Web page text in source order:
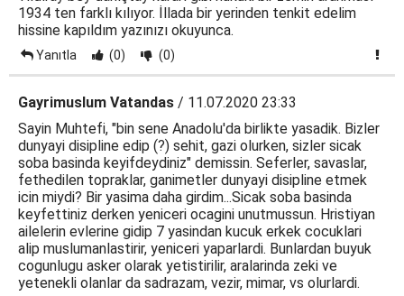
1934 ten farklı kılıyor. İllada bir yerinden tenkit edelim
hissine kapıldım yazınızı okuyunca.
Yanıtla (0) (0)
Gayrimuslum Vatandas / 11.07.2020 23:33
Sayin Muhtefi, "bin sene Anadolu'da birlikte yasadik. Bizler
dunyayi disipline edip (?) sehit, gazi olurken, sizler sicak
soba basinda keyifdeydiniz" demissin. Seferler, savaslar,
fethedilen topraklar, ganimetler dunyayi disipline etmek
icin miydi? Bir yasima daha girdim...Sicak soba basinda
keyfettiniz derken yeniceri ocagini unutmussun. Hristiyan
ailelerin evlerine gidip 7 yasindan kucuk erkek cocuklari
alip muslumanlastirir, yeniceri yaparlardi. Bunlardan buyuk
cogunlugu asker olarak yetistirilir, aralarinda zeki ve
yetenekli olanlar da sadrazam, vezir, mimar, vs olurlardi.